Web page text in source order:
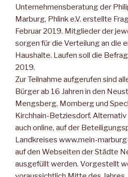
Unternehmensberatung der
Marburg, Phlink e.V. erstellte
Februar 2019. Mitglieder der
sorgen für die Verteilung an die
Haushalte. Laufen soll die
2019.
Zur Teilnahme aufgerufen sind
Bürger ab 16 Jahren in den
Mengsberg, Momberg und
Kirchhain-Betziesdorf.
auch online, auf der
Landkreises www.mein-
auf den Webseiten der Städte
ausgefüllt werden. Vorgestellt